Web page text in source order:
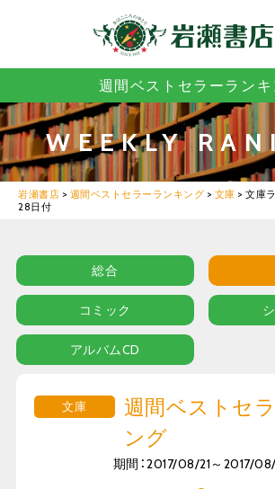
週間ベストセラーランキ
WEEKLY
岩瀬書店 > 週間ベストセラーランキング > 文庫 > 文庫
28日付
総合
コミック
アルバムCD
文庫
週間ベストセ
ング
期間：2017/08/21～2017/